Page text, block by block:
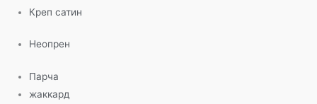
Креп сатин
Неопрен
Парча
жаккард